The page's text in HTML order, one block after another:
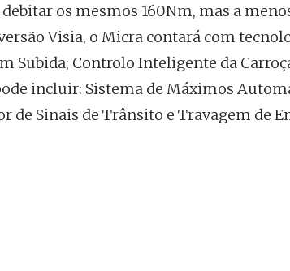
debitar os mesmos 160Nm, mas a
Visia, o Micra contará com
Subida; Controlo Inteligente da
incluir: Sistema de Máximos
de Sinais de Trânsito e Travagem de